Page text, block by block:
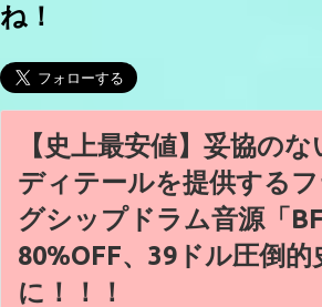
ね！
【史上最安値】妥協のな
ディテールを提供するフ
グシップドラム音源「
80%OFF、39ドル圧倒的
に！！！